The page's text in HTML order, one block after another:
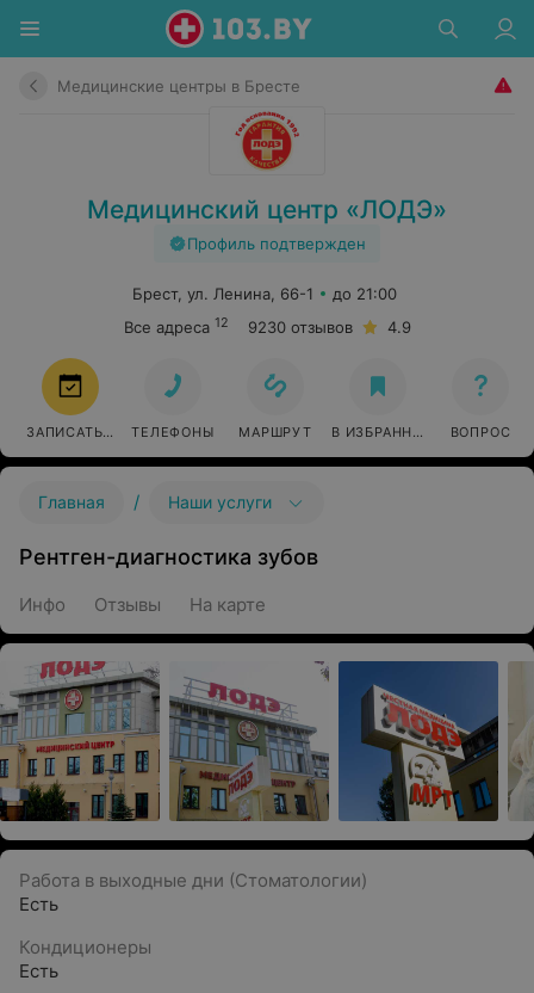
Медицинские центры в Бресте
Медицинский центр «ЛОДЭ»
Профиль подтвержден
Брест, ул. Ленина, 66-1
до 21:00
Все адреса 12 9230 отзывов 4.9
ЗАПИСАТЬСЯ ТЕЛЕФОНЫ МАРШРУТ В ИЗБРАННОЕ ВОПРОС
Главная / Наши услуги
Рентген-диагностика зубов
Инфо Отзывы На карте
Работа в выходные дни (Стоматологии)
Есть
Кондиционеры
Есть